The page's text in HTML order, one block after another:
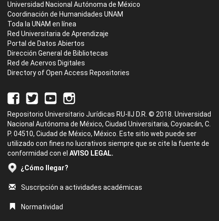
Universidad Nacional Autónoma de México
Coordinación de Humanidades UNAM
Toda la UNAM en línea
Red Universitaria de Aprendizaje
Portal de Datos Abiertos
Dirección General de Bibliotecas
Red de Acervos Digitales
Directory of Open Access Repositories
Repositorio Universitario Jurídicas RU-IIJ D.R. © 2018. Universidad
Nacional Autónoma de México, Ciudad Universitaria, Coyoacán, C.
P. 04510, Ciudad de México, México. Este sitio web puede ser
utilizado con fines no lucrativos siempre que se cite la fuente de
conformidad con el AVISO LEGAL.
¿Cómo llegar?
Suscripción a actividades académicas
Normatividad